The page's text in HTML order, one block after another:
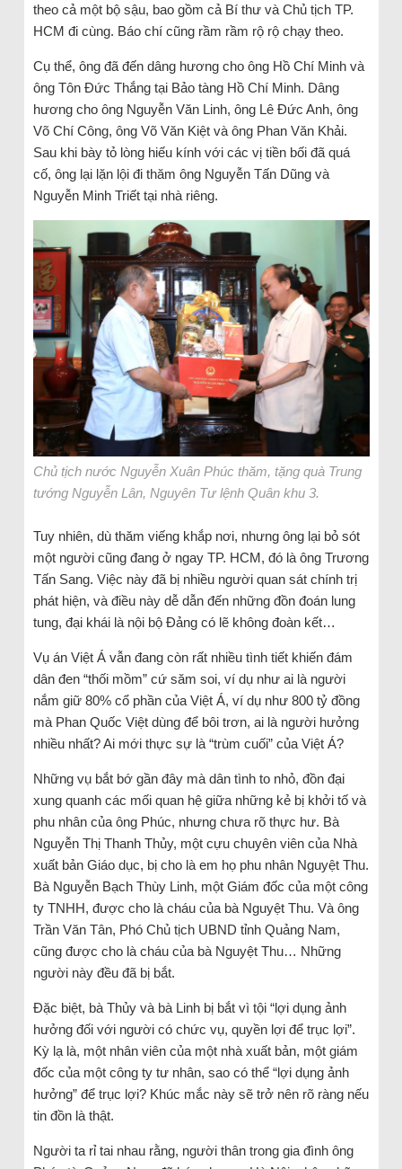
theo cả một bộ sậu, bao gồm cả Bí thư và Chủ tịch TP.
HCM đi cùng. Báo chí cũng rầm rầm rộ rộ chạy theo.
Cụ thể, ông đã đến dâng hương cho ông Hồ Chí Minh và
ông Tôn Đức Thắng tại Bảo tàng Hồ Chí Minh. Dâng
hương cho ông Nguyễn Văn Linh, ông Lê Đức Anh, ông
Võ Chí Công, ông Võ Văn Kiệt và ông Phan Văn Khải.
Sau khi bày tỏ lòng hiếu kính với các vị tiền bối đã quá
cố, ông lại lặn lội đi thăm ông Nguyễn Tấn Dũng và
Nguyễn Minh Triết tại nhà riêng.
Chủ tịch nước Nguyễn Xuân Phúc thăm, tặng quà Trung
tướng Nguyễn Lân, Nguyên Tư lệnh Quân khu 3.
Tuy nhiên, dù thăm viếng khắp nơi, nhưng ông lại bỏ sót
một người cũng đang ở ngay TP. HCM, đó là ông Trương
Tấn Sang. Việc này đã bị nhiều người quan sát chính trị
phát hiện, và điều này dễ dẫn đến những đồn đoán lung
tung, đại khái là nội bộ Đảng có lẽ không đoàn kết…
Vụ án Việt Á vẫn đang còn rất nhiều tình tiết khiến đám
dân đen “thối mồm” cứ săm soi, ví dụ như ai là người
nắm giữ 80% cổ phần của Việt Á, ví dụ như 800 tỷ đồng
mà Phan Quốc Việt dùng để bôi trơn, ai là người hưởng
nhiều nhất? Ai mới thực sự là “trùm cuối” của Việt Á?
Những vụ bắt bớ gần đây mà dân tình to nhỏ, đồn đại
xung quanh các mối quan hệ giữa những kẻ bị khởi tố và
phu nhân của ông Phúc, nhưng chưa rõ thực hư. Bà
Nguyễn Thị Thanh Thủy, một cựu chuyên viên của Nhà
xuất bản Giáo dục, bị cho là em họ phu nhân Nguyệt Thu.
Bà Nguyễn Bạch Thùy Linh, một Giám đốc của một công
ty TNHH, được cho là cháu của bà Nguyệt Thu. Và ông
Trần Văn Tân, Phó Chủ tịch UBND tỉnh Quảng Nam,
cũng được cho là cháu của bà Nguyệt Thu… Những
người này đều đã bị bắt.
Đặc biệt, bà Thủy và bà Linh bị bắt vì tội “lợi dụng ảnh
hưởng đối với người có chức vụ, quyền lợi để trục lợi”.
Kỳ lạ là, một nhân viên của một nhà xuất bản, một giám
đốc của một công ty tư nhân, sao có thể “lợi dụng ảnh
hưởng” để trục lợi? Khúc mắc này sẽ trở nên rõ ràng nếu
tin đồn là thật.
Người ta rỉ tai nhau rằng, người thân trong gia đình ông